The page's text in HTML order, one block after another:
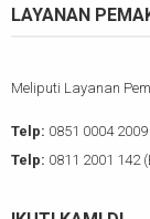
LAYANAN
Meliputi Layanan
Telp: 0851 0004
Telp: 0811 2001 142